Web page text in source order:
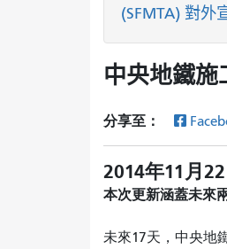
(SFMTA) 對外
中央地鐵施
分享至：
2014年11月
本次更新涵蓋未來
未來17天，中央地